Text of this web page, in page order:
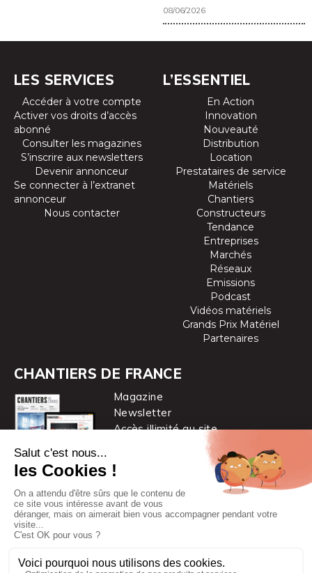
08/06/2026
LES SERVICES
Accéder à votre compte
Activer vos droits d’accès
abonné
Consulter les magazines
S’inscrire aux newsletters
Devenir annonceur
Se connecter à l’extranet
annonceur
Nous contacter
L’ESSENTIEL
En Action
Innovation
Nouveauté
Distribution
Location
Prestataires de service
Matériels
Chantiers
Constructeurs
Tendance
Entreprises
Marchés
Réseaux
Emissions
Podcast
Vidéos matériels
Grands Prix Matériel
Partenaires
CHANTIERS DE FRANCE
Magazine
Newsletter
Accès illimité au site
Chantiers de France est une marque